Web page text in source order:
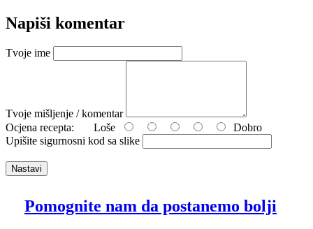
Napiši komentar
Tvoje ime
Tvoje mišljenje / komentar
Ocjena recepta:
Loše
Dobro
Upišite sigurnosni kod sa slike
Nastavi
Pomognite nam da postanemo bolji